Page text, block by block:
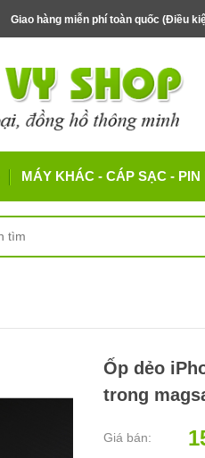
Giao hàng miễn phí toàn quốc (Điều
MÁY KHÁC - CÁP SẠC - PIN
Ốp dẻo
trong
Giá bán: